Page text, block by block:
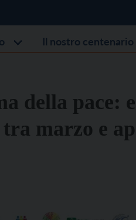
Il nostro centenario
della pace:
marzo e